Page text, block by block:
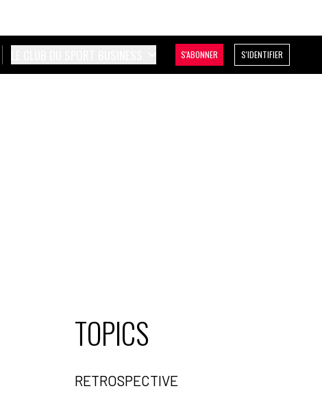
S'ABONNER S'IDENTIFIER
TOPICS
RETROSPECTIVE